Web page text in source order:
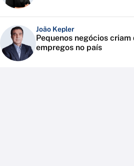
João Kepler
Pequenos negócios criam
empregos no país